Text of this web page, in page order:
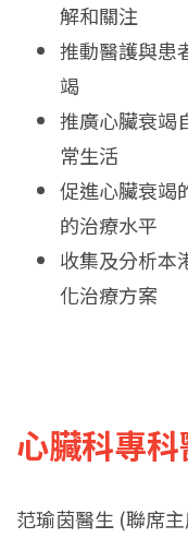
解和關注
推動醫護與患
竭
推廣心臟衰竭
常生活
促進心臟衰竭
的治療水平
收集及分析本
化治療方案
心臟科專
范瑜茵醫生 (聯席